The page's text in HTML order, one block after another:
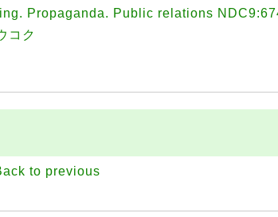
Propaganda. Public relations
コク
to previous